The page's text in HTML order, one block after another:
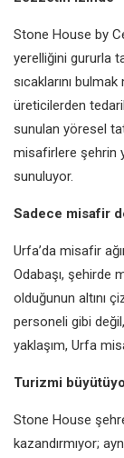
Stone House by
yerelliğini gururla
sıcaklarını
üreticilerden
sunulan yöresel
misafirlere şehrin
sunuluyor.
Sadece misafir
Urfa’da misafir
Odabaşı, şehirde
olduğunun altını
personeli gibi
yaklaşım, Urfa
Turizmi
Stone House
kazandırmıyor;